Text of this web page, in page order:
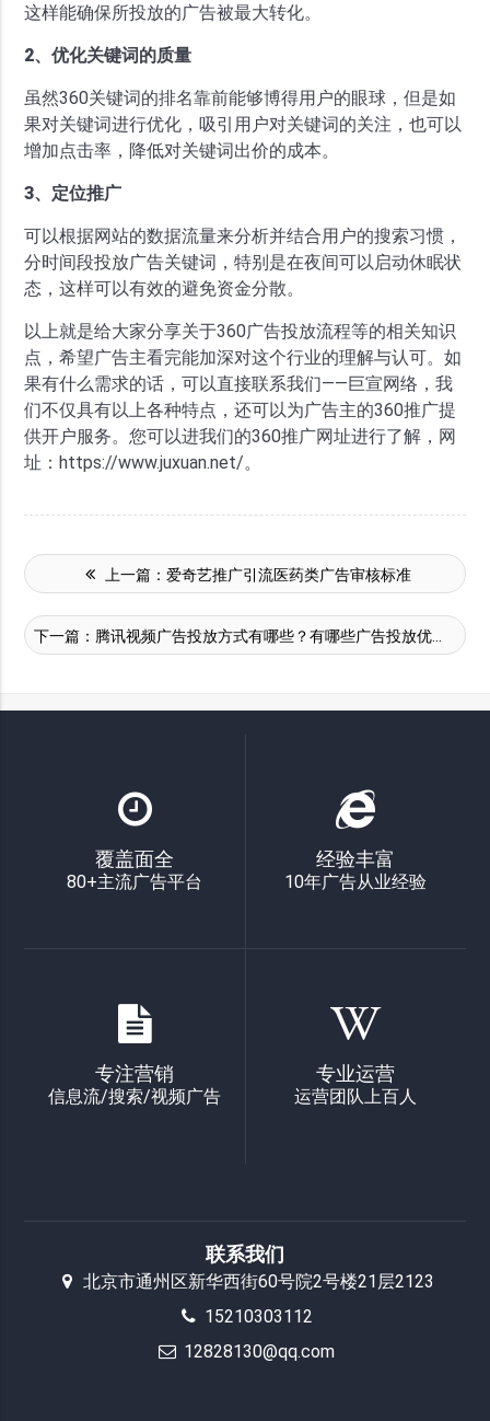
这样能确保所投放的广告被最大转化。
2、优化关键词的质量
虽然360关键词的排名靠前能够博得用户的眼球，但是如
果对关键词进行优化，吸引用户对关键词的关注，也可以
增加点击率，降低对关键词出价的成本。
3、定位推广
可以根据网站的数据流量来分析并结合用户的搜索习惯，
分时间段投放广告关键词，特别是在夜间可以启动休眠状
态，这样可以有效的避免资金分散。
以上就是给大家分享关于360广告投放流程等的相关知识
点，希望广告主看完能加深对这个行业的理解与认可。如
果有什么需求的话，可以直接联系我们——巨宣网络，我
们不仅具有以上各种特点，还可以为广告主的360推广提
供开户服务。您可以进我们的360推广网址进行了解，网
址：https://www.juxuan.net/。
上一篇： 爱奇艺推广引流医药类广告审核标准
下一篇： 腾讯视频广告投放方式有哪些？有哪些广告投放优势？
覆盖面全
80+主流广告平台
经验丰富
10年广告从业经验
专注营销
信息流/搜索/视频广告
专业运营
运营团队上百人
联系我们
北京市通州区新华西街60号院2号楼21层2123
15210303112
12828130@qq.com